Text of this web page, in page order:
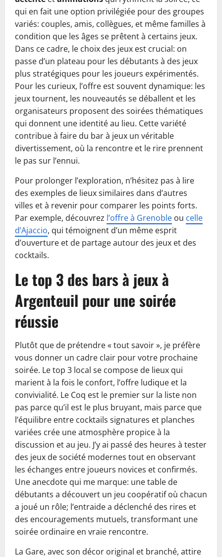
qui en fait une option privilégiée pour des groupes
variés: couples, amis, collègues, et même familles à
condition que les âges se prêtent à certains jeux.
Dans ce cadre, le choix des jeux est crucial: on
passe d’un plateau pour les débutants à des jeux
plus stratégiques pour les joueurs expérimentés.
Pour les curieux, l’offre est souvent dynamique: les
jeux tournent, les nouveautés se déballent et les
organisateurs proposent des soirées thématiques
qui donnent une identité au lieu. Cette variété
contribue à faire du bar à jeux un véritable
divertissement, où la rencontre et le rire prennent
le pas sur l’ennui.
Pour prolonger l’exploration, n’hésitez pas à lire
des exemples de lieux similaires dans d’autres
villes et à revenir pour comparer les points forts.
Par exemple, découvrez l’offre à Grenoble ou celle
d’Ajaccio, qui témoignent d’un même esprit
d’ouverture et de partage autour des jeux et des
cocktails.
Le top 3 des bars à jeux à
Argenteuil pour une soirée
réussie
Plutôt que de prétendre « tout savoir », je préfère
vous donner un cadre clair pour votre prochaine
soirée. Le top 3 local se compose de lieux qui
marient à la fois le confort, l’offre ludique et la
convivialité. Le Coq est le premier sur la liste non
pas parce qu’il est le plus bruyant, mais parce que
l’équilibre entre cocktails signatures et planches
variées crée une atmosphère propice à la
discussion et au jeu. J’y ai passé des heures à tester
des jeux de société modernes tout en observant
les échanges entre joueurs novices et confirmés.
Une anecdote qui me marque: une table de
débutants a découvert un jeu coopératif où chacun
a joué un rôle; l’entraide a déclenché des rires et
des encouragements mutuels, transformant une
soirée ordinaire en vraie rencontre.
La Gare, avec son décor original et branché, attire